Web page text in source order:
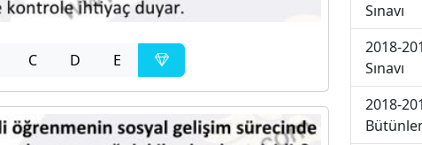
C D E
Sınavı
2018-
Sınavı
2018-